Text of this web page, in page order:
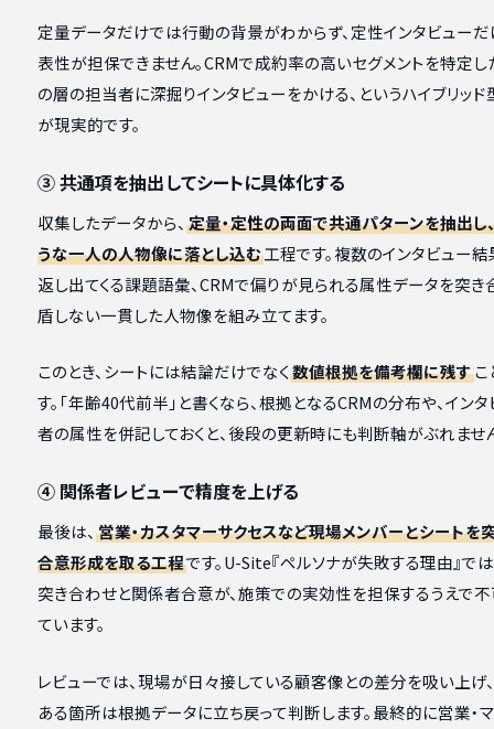
定量データだけでは行動の背景がわからず、定性インタビュー
表性が担保できません。CRMで成約率の高いセグメントを特定し
の層の担当者に深掘りインタビューをかける、というハイブリッ
が現実的です。
③ 共通項を抽出してシートに具体化する
収集したデータから、 定量・定性の両面で共通パターンを抽出し
うな一人の人物像に落とし込む工程です。複数のインタビュー
返し出てくる課題語彙、CRMで偏りが見られる属性データを突き
盾しない一貫した人物像を組み立てます。
このとき、シートには結論だけでなく数値根拠を備考欄に残すこ
す。「年齢40代前半」と書くなら、根拠となるCRMの分布や、イン
者の属性を併記しておくと、後段の更新時にも判断軸がぶれませ
④ 関係者レビューで精度を上げる
最後は、 営業・カスタマーサクセスなど現場メンバーとシートを
合意形成を取る工程です。U-Site『ペルソナが失敗する理由』で
突き合わせと関係者合意が、施策での実効性を担保するうえで
ています。
レビューでは、現場が日々接している顧客像との差分を吸い上げ
ある箇所は根拠データに立ち戻って判断します。最終的に営業・マ